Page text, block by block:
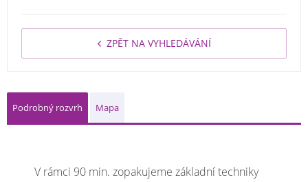
ZPĚT NA VYHLEDÁVÁNÍ
Podrobný rozvrh Mapa
V rámci 90 min. zopakujeme základní techniky